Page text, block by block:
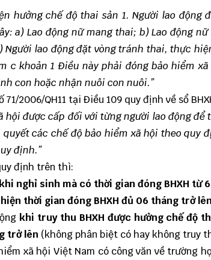
hưởng chế độ thai sản 1. Người lao động
a) Lao động nữ mang thai; b) Lao động
Người lao động đặt vòng tránh thai, thực
c khoản 1 Điều này phải đóng bảo hiểm
con hoặc nhận nuôi con nuôi.”
71/2006/QH11 tại Điều 109 quy định về sổ
hội được cấp đối với từng người lao động
quyết các chế độ bảo hiểm xã hội theo quy
định.”
định trên thì:
nghỉ sinh mà có thời gian đóng BHXH
hiện thời gian đóng BHXH đủ 06 tháng trở
khi truy thu BHXH được hưởng chế độ
trở lên (không phân biệt có hay không truy
xã hội Việt Nam có công văn về trường